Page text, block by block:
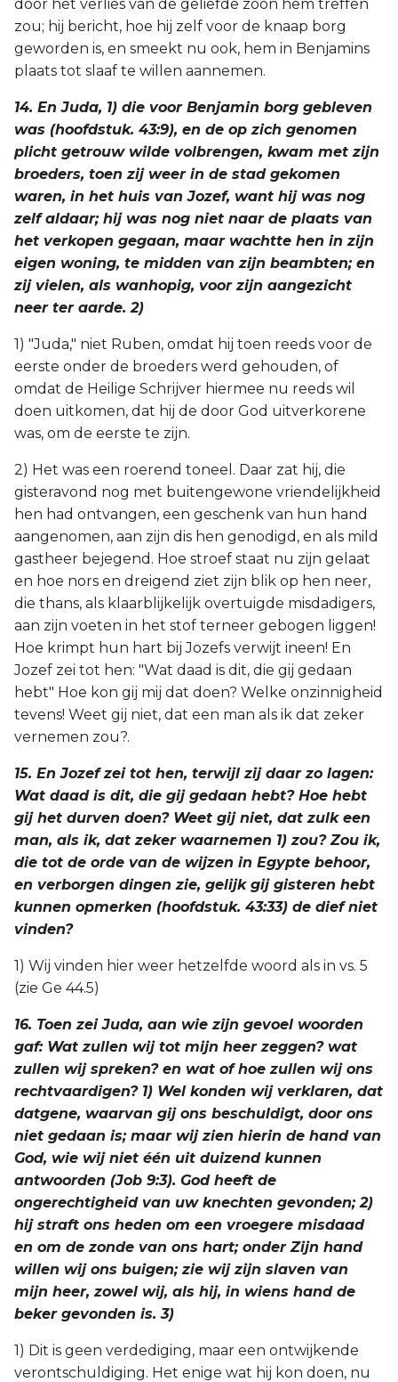
door het verlies van de geliefde zoon hem treffen
zou; hij bericht, hoe hij zelf voor de knaap borg
geworden is, en smeekt nu ook, hem in Benjamins
plaats tot slaaf te willen aannemen.
14. En Juda, 1) die voor Benjamin borg gebleven
was (hoofdstuk. 43:9), en de op zich genomen
plicht getrouw wilde volbrengen, kwam met zijn
broeders, toen zij weer in de stad gekomen
waren, in het huis van Jozef, want hij was nog
zelf aldaar; hij was nog niet naar de plaats van
het verkopen gegaan, maar wachtte hen in zijn
eigen woning, te midden van zijn beambten; en
zij vielen, als wanhopig, voor zijn aangezicht
neer ter aarde. 2)
1) "Juda," niet Ruben, omdat hij toen reeds voor de
eerste onder de broeders werd gehouden, of
omdat de Heilige Schrijver hiermee nu reeds wil
doen uitkomen, dat hij de door God uitverkorene
was, om de eerste te zijn.
2) Het was een roerend toneel. Daar zat hij, die
gisteravond nog met buitengewone vriendelijkheid
hen had ontvangen, een geschenk van hun hand
aangenomen, aan zijn dis hen genodigd, en als mild
gastheer bejegend. Hoe stroef staat nu zijn gelaat
en hoe nors en dreigend ziet zijn blik op hen neer,
die thans, als klaarblijkelijk overtuigde misdadigers,
aan zijn voeten in het stof terneer gebogen liggen!
Hoe krimpt hun hart bij Jozefs verwijt ineen! En
Jozef zei tot hen: "Wat daad is dit, die gij gedaan
hebt" Hoe kon gij mij dat doen? Welke onzinnigheid
tevens! Weet gij niet, dat een man als ik dat zeker
vernemen zou?.
15. En Jozef zei tot hen, terwijl zij daar zo lagen:
Wat daad is dit, die gij gedaan hebt? Hoe hebt
gij het durven doen? Weet gij niet, dat zulk een
man, als ik, dat zeker waarnemen 1) zou? Zou ik,
die tot de orde van de wijzen in Egypte behoor,
en verborgen dingen zie, gelijk gij gisteren hebt
kunnen opmerken (hoofdstuk. 43:33) de dief niet
vinden?
1) Wij vinden hier weer hetzelfde woord als in vs. 5
(zie Ge 44.5)
16. Toen zei Juda, aan wie zijn gevoel woorden
gaf: Wat zullen wij tot mijn heer zeggen? wat
zullen wij spreken? en wat of hoe zullen wij ons
rechtvaardigen? 1) Wel konden wij verklaren, dat
datgene, waarvan gij ons beschuldigt, door ons
niet gedaan is; maar wij zien hierin de hand van
God, wie wij niet één uit duizend kunnen
antwoorden (Job 9:3). God heeft de
ongerechtigheid van uw knechten gevonden; 2)
hij straft ons heden om een vroegere misdaad
en om de zonde van ons hart; onder Zijn hand
willen wij ons buigen; zie wij zijn slaven van
mijn heer, zowel wij, als hij, in wiens hand de
beker gevonden is. 3)
1) Dit is geen verdediging, maar een ontwijkende
verontschuldiging. Het enige wat hij kon doen, nu